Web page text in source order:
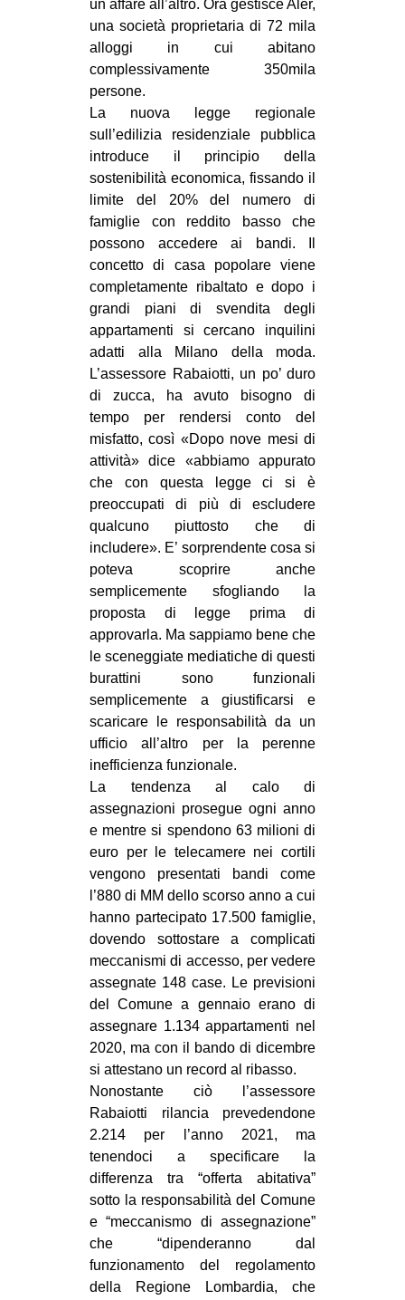
un affare all’altro. Ora gestisce Aler,
una società proprietaria di 72 mila
alloggi in cui abitano
complessivamente 350mila
persone.
La nuova legge regionale
sull’edilizia residenziale pubblica
introduce il principio della
sostenibilità economica, fissando il
limite del 20% del numero di
famiglie con reddito basso che
possono accedere ai bandi. Il
concetto di casa popolare viene
completamente ribaltato e dopo i
grandi piani di svendita degli
appartamenti si cercano inquilini
adatti alla Milano della moda.
L’assessore Rabaiotti, un po’ duro
di zucca, ha avuto bisogno di
tempo per rendersi conto del
misfatto, così «Dopo nove mesi di
attività» dice «abbiamo appurato
che con questa legge ci si è
preoccupati di più di escludere
qualcuno piuttosto che di
includere». E’ sorprendente cosa si
poteva scoprire anche
semplicemente sfogliando la
proposta di legge prima di
approvarla. Ma sappiamo bene che
le sceneggiate mediatiche di questi
burattini sono funzionali
semplicemente a giustificarsi e
scaricare le responsabilità da un
ufficio all’altro per la perenne
inefficienza funzionale.
La tendenza al calo di
assegnazioni prosegue ogni anno
e mentre si spendono 63 milioni di
euro per le telecamere nei cortili
vengono presentati bandi come
l’880 di MM dello scorso anno a cui
hanno partecipato 17.500 famiglie,
dovendo sottostare a complicati
meccanismi di accesso, per vedere
assegnate 148 case. Le previsioni
del Comune a gennaio erano di
assegnare 1.134 appartamenti nel
2020, ma con il bando di dicembre
si attestano un record al ribasso.
Nonostante ciò l’assessore
Rabaiotti rilancia prevedendone
2.214 per l’anno 2021, ma
tenendoci a specificare la
differenza tra “offerta abitativa”
sotto la responsabilità del Comune
e “meccanismo di assegnazione”
che “dipenderanno dal
funzionamento del regolamento
della Regione Lombardia, che